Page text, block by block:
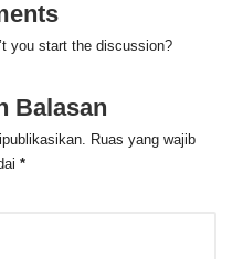
you start the discussion?
Balasan
Ruas yang wajib
*